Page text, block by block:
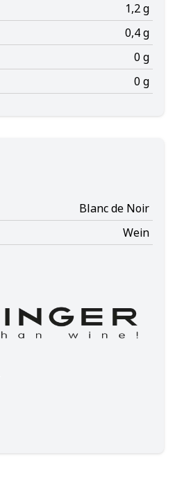
1,2 g
0,4 g
0 g
0 g
Blanc de Noir
Wein